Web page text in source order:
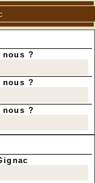
nous ?
nous ?
nous ?